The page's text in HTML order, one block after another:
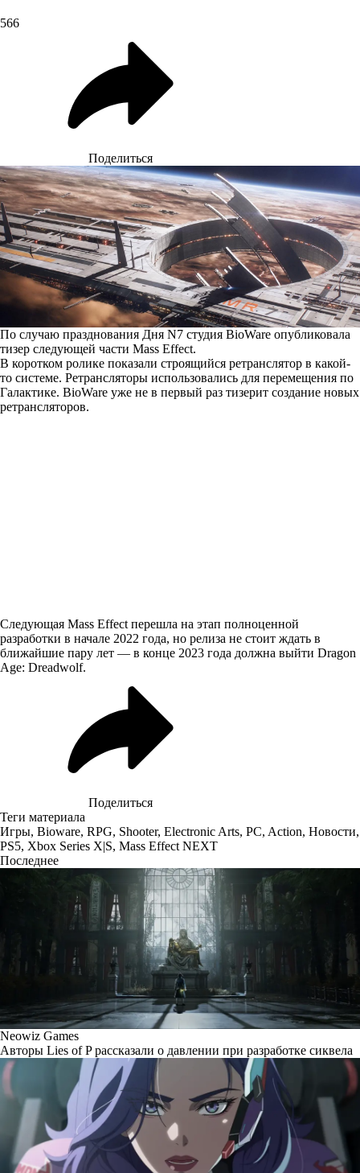
566
Поделиться
По случаю празднования Дня N7 студия BioWare опубликовала
тизер следующей части Mass Effect.
В коротком ролике показали строящийся ретранслятор в какой-
то системе. Ретрансляторы использовались для перемещения по
Галактике. BioWare уже не в первый раз тизерит создание новых
ретрансляторов.
Следующая Mass Effect перешла на этап полноценной
разработки в начале 2022 года, но релиза не стоит ждать в
ближайшие пару лет — в конце 2023 года должна выйти Dragon
Age: Dreadwolf.
Поделиться
Теги материала
Игры, Bioware, RPG, Shooter, Electronic Arts, PC, Action, Новости,
PS5, Xbox Series X|S, Mass Effect NEXT
Последнее
Neowiz Games
Авторы Lies of P рассказали о давлении при разработке сиквела